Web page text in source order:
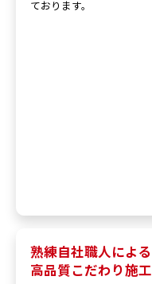
ております。
熟練自社職人による
高品質こだわり施工